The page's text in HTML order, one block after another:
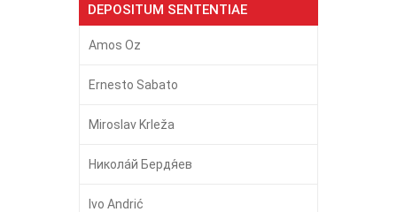
DEPOSITUM SENTENTIAE
Amos Oz
Ernesto Sabato
Miroslav Krleža
Никола́й Бердя́ев
Ivo Andrić